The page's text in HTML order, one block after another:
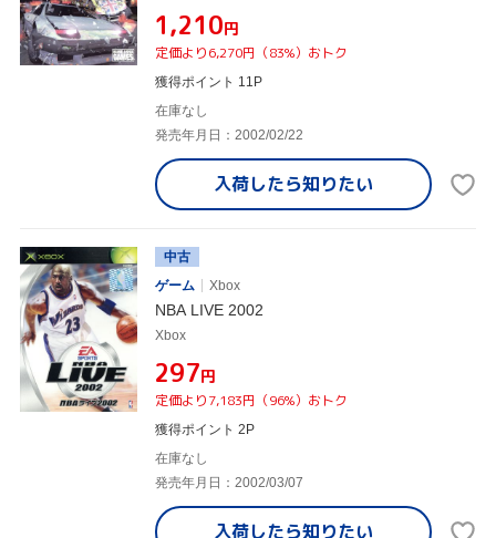
¥1,210円
定価より6,270円（83%）おトク
獲得ポイント 11P
在庫なし
発売年月日：2002/02/22
入荷したら知りたい
中古
ゲーム
Xbox
NBA LIVE 2002
Xbox
¥297円
定価より7,183円（96%）おトク
獲得ポイント 2P
在庫なし
発売年月日：2002/03/07
入荷したら知りたい